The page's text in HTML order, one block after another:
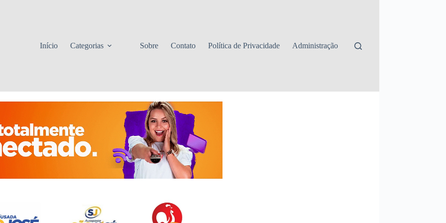
Início
Categorias Sobre Contato Política de Privacidade Administração